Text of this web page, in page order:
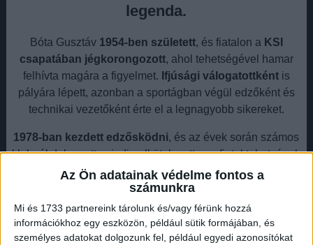
Az Ön adatainak védelme fontos a
számunkra
Mi és 1733 partnereink tárolunk és/vagy férünk hozzá
információkhoz egy eszközön, például sütik formájában, és
személyes adatokat dolgozunk fel, például egyedi azonosítókat
legenda.
Bóta Gusztáv 1954-ben született, és fiatalon a KSI
csapatában jégkorongozott, ahol tehetségével hamar
felhívta magára a figyelmet. Ifjúsági válogatottkéntis
pályára lépett, azonban a sportágban végül edzőként és
technikai vezetőként érte el a legnagyobb sikereket.
1978-ban kezdett edzősködni, és az évek során számos
klubnál dolgozott, mindig elkötelezetten a fiatal tehetségek
nevelése mellett.Kiemelkedő szerepet játszott az
utánpótlás fejlesztésében, és több generáció számára
teremtette meg a lehetőséget, hogy profi szinten is
űzhessék a sportot.